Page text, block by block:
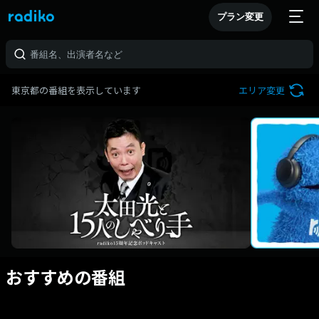
プラン変更
東京都の番組を表示しています エリア変更
おすすめの番組